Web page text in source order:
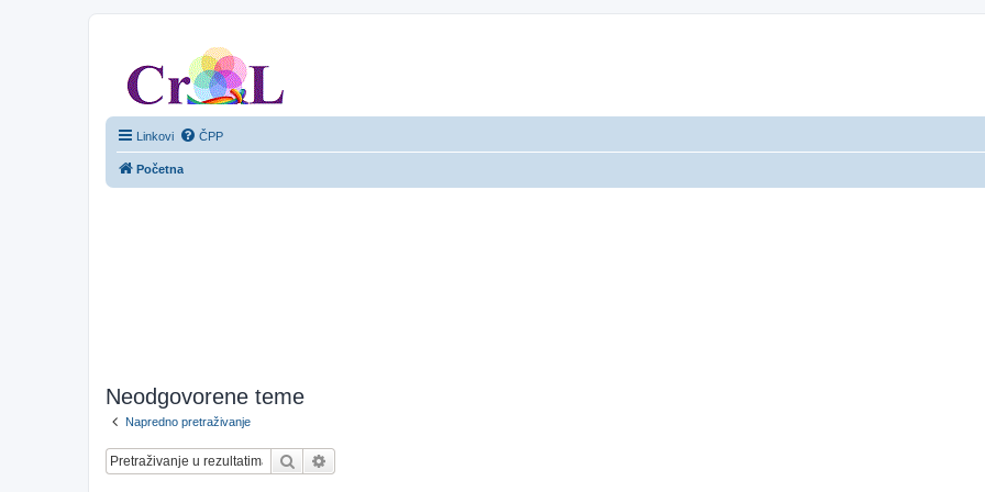
Linkovi ČPP
Početna
Neodgovorene teme
Napredno pretraživanje
Pretražnik